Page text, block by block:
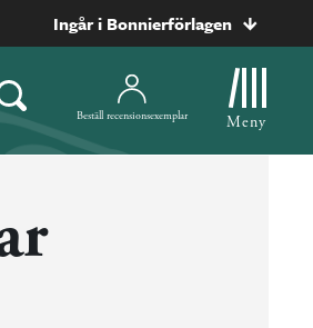
Ingår i Bonnierförlagen
Beställ recensionsexemplar Meny